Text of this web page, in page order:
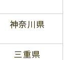
神奈川県
三重県